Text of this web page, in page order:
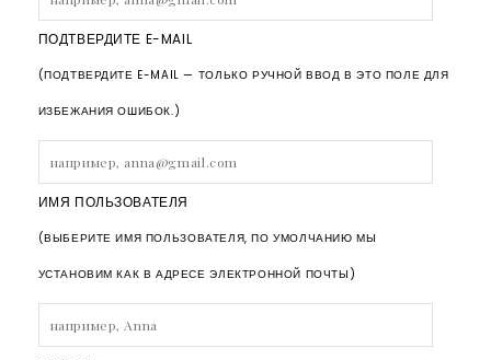
ПОДТВЕРДИТЕ E-MAIL
(ПОДТВЕРДИТЕ E-MAIL — ТОЛЬКО РУЧНОЙ ВВОД В ЭТО ПОЛЕ ДЛЯ
ИЗБЕЖАНИЯ ОШИБОК.)
ИМЯ ПОЛЬЗОВАТЕЛЯ
(ВЫБЕРИТЕ ИМЯ ПОЛЬЗОВАТЕЛЯ, ПО УМОЛЧАНИЮ МЫ
УСТАНОВИМ КАК В АДРЕСЕ ЭЛЕКТРОННОЙ ПОЧТЫ)